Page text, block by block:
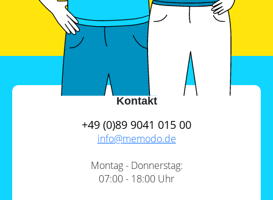
Kontakt
+49 (0)89 9041 015 00
info@memodo.de
Montag - Donnerstag:
07:00 - 18:00 Uhr